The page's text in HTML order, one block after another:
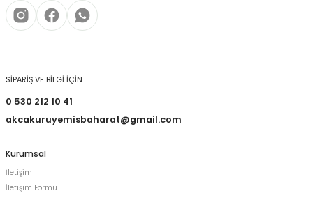
SİPARİŞ VE BİLGİ İÇİN
0 530 212 10 41
akcakuruyemisbaharat@gmail.com
Kurumsal
İletişim
İletişim Formu